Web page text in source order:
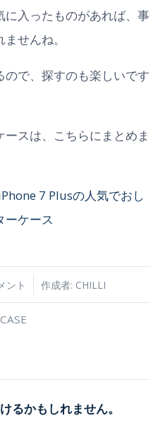
に入ったものがあれば、事
せんね。
で、探すのも楽しいです
スは、こちらにまとめま
7 Plusの人気でおし
ーケース
ント 作成者: CHILLI
CASE
るかもしれません。